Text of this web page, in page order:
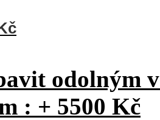
odolným
: + 5500 Kč